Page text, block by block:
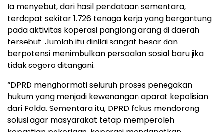
Ia menyebut, dari hasil pendataan sementara,
terdapat sekitar 1.726 tenaga kerja yang bergantung
pada aktivitas koperasi panglong arang di daerah
tersebut. Jumlah itu dinilai sangat besar dan
berpotensi menimbulkan persoalan sosial baru jika
tidak segera ditangani.
“DPRD menghormati seluruh proses penegakan
hukum yang menjadi kewenangan aparat kepolisian
dari Polda. Sementara itu, DPRD fokus mendorong
solusi agar masyarakat tetap memperoleh